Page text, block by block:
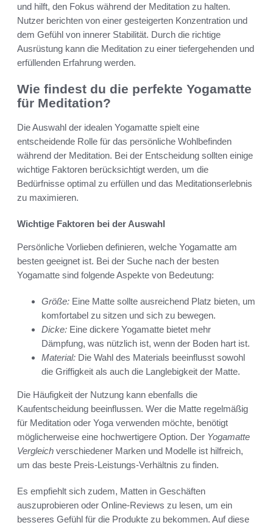
und hilft, den Fokus während der Meditation zu halten.
Nutzer berichten von einer gesteigerten Konzentration und
dem Gefühl von innerer Stabilität. Durch die richtige
Ausrüstung kann die Meditation zu einer tiefergehenden und
erfüllenden Erfahrung werden.
Wie findest du die perfekte Yogamatte
für Meditation?
Die Auswahl der idealen Yogamatte spielt eine
entscheidende Rolle für das persönliche Wohlbefinden
während der Meditation. Bei der Entscheidung sollten einige
wichtige Faktoren berücksichtigt werden, um die
Bedürfnisse optimal zu erfüllen und das Meditationserlebnis
zu maximieren.
Wichtige Faktoren bei der Auswahl
Persönliche Vorlieben definieren, welche Yogamatte am
besten geeignet ist. Bei der Suche nach der besten
Yogamatte sind folgende Aspekte von Bedeutung:
Größe: Eine Matte sollte ausreichend Platz bieten, um
komfortabel zu sitzen und sich zu bewegen.
Dicke: Eine dickere Yogamatte bietet mehr
Dämpfung, was nützlich ist, wenn der Boden hart ist.
Material: Die Wahl des Materials beeinflusst sowohl
die Griffigkeit als auch die Langlebigkeit der Matte.
Die Häufigkeit der Nutzung kann ebenfalls die
Kaufentscheidung beeinflussen. Wer die Matte regelmäßig
für Meditation oder Yoga verwenden möchte, benötigt
möglicherweise eine hochwertigere Option. Der Yogamatte
Vergleich verschiedener Marken und Modelle ist hilfreich,
um das beste Preis-Leistungs-Verhältnis zu finden.
Es empfiehlt sich zudem, Matten in Geschäften
auszuprobieren oder Online-Reviews zu lesen, um ein
besseres Gefühl für die Produkte zu bekommen. Auf diese